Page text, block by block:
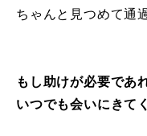
ちゃんと見つめて通
もし助けが必要であ
いつでも会いにきて